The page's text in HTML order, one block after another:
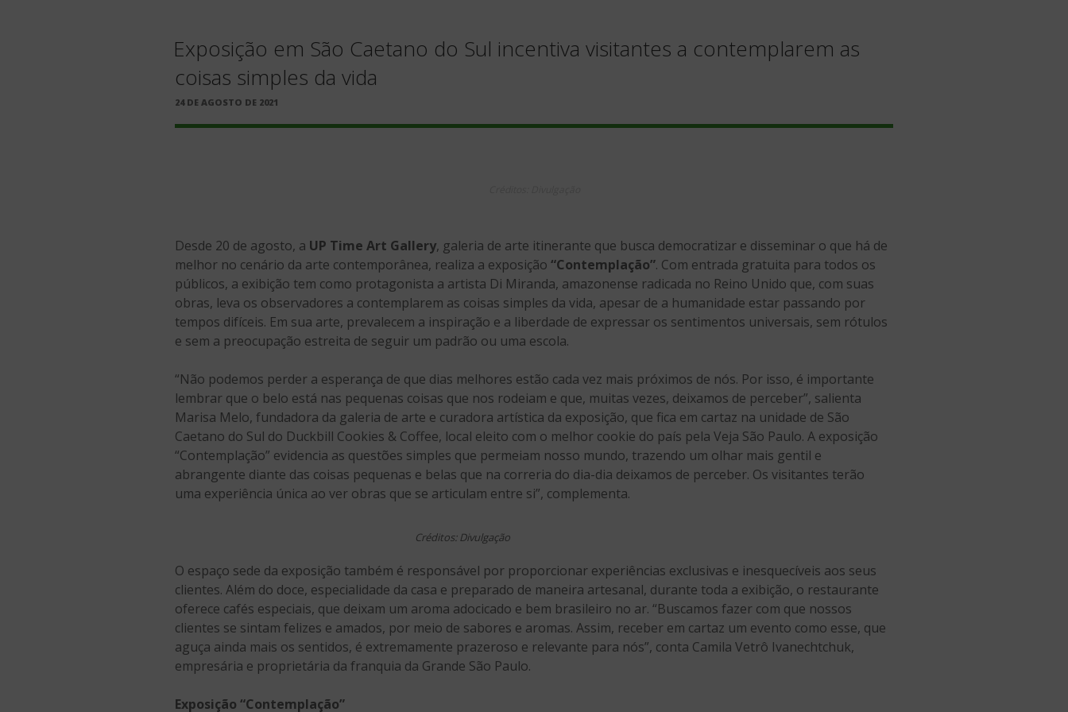
Exposição em São Caetano do Sul incentiva visitantes a contemplarem as
coisas simples da vida
PUBLICADO
24 DE AGOSTO DE 2021
Desde 20 de agosto, a UP Time Art Gallery, galeria de arte itinerante que busca democratizar e disseminar o que há de
melhor no cenário da arte contemporânea, realiza a exposição “Contemplação”. Com entrada gratuita para todos os
públicos, a exibição tem como protagonista a artista Di Miranda, amazonense radicada no Reino Unido que, com suas
obras, leva os observadores a contemplarem as coisas simples da vida, apesar de a humanidade estar passando por
tempos difíceis. Em sua arte, prevalecem a inspiração e a liberdade de expressar os sentimentos universais, sem rótulos
e sem a preocupação estreita de seguir um padrão ou uma escola.
“Não podemos perder a esperança de que dias melhores estão cada vez mais próximos de nós. Por isso, é importante
lembrar que o belo está nas pequenas coisas que nos rodeiam e que, muitas vezes, deixamos de perceber”, salienta
Marisa Melo, fundadora da galeria de arte e curadora artística da exposição, que fica em cartaz na unidade de São
Caetano do Sul do Duckbill Cookies & Coffee, local eleito com o melhor cookie do país pela Veja São Paulo. A exposição
“Contemplação” evidencia as questões simples que permeiam nosso mundo, trazendo um olhar mais gentil e
abrangente diante das coisas pequenas e belas que na correria do dia-dia deixamos de perceber. Os visitantes terão
uma experiência única ao ver obras que se articulam entre si”, complementa.
Créditos: Divulgação
O espaço sede da exposição também é responsável por proporcionar experiências exclusivas e inesquecíveis aos seus
clientes. Além do doce, especialidade da casa e preparado de maneira artesanal, durante toda a exibição, o restaurante
oferece cafés especiais, que deixam um aroma adocicado e bem brasileiro no ar. “Buscamos fazer com que nossos
clientes se sintam felizes e amados, por meio de sabores e aromas. Assim, receber em cartaz um evento como esse, que
aguça ainda mais os sentidos, é extremamente prazeroso e relevante para nós”, conta Camila Vetrô Ivanechtchuk,
empresária e proprietária da franquia da Grande São Paulo.
Exposição “Contemplação”